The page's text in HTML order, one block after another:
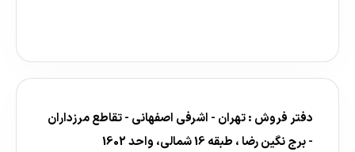
دفتر فروش : تهران - اشرفی اصفهانی - تقاطع مرزداران
- برج نگین رضا ، طبقه 16 شمالی، واحد 1602